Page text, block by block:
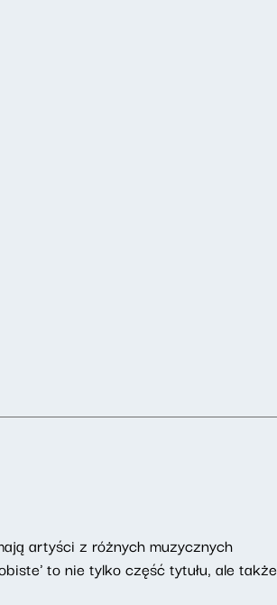
artyści z różnych muzycznych
to nie tylko część tytułu, ale także